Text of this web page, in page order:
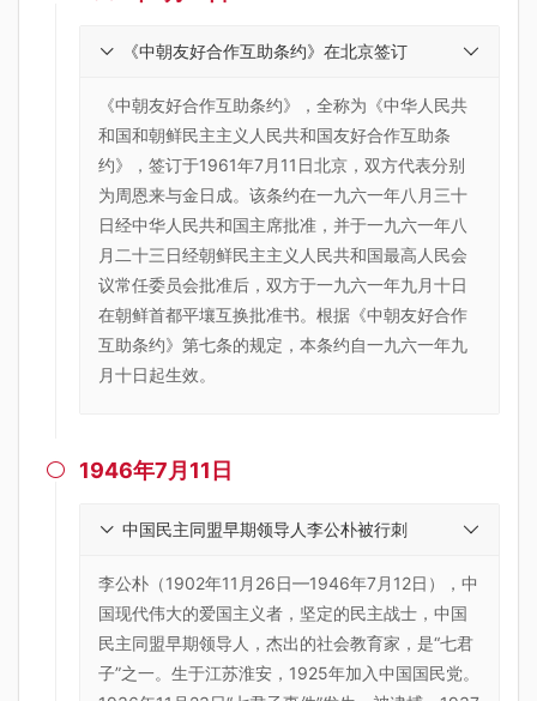
《中朝友好合作互助条约》在北京签订
《中朝友好合作互助条约》，全称为《中华人民共
和国和朝鲜民主主义人民共和国友好合作互助条
约》，签订于1961年7月11日北京，双方代表分别
为周恩来与金日成。该条约在一九六一年八月三十
日经中华人民共和国主席批准，并于一九六一年八
月二十三日经朝鲜民主主义人民共和国最高人民会
议常任委员会批准后，双方于一九六一年九月十日
在朝鲜首都平壤互换批准书。根据《中朝友好合作
互助条约》第七条的规定，本条约自一九六一年九
月十日起生效。
 1946年7月11日
中国民主同盟早期领导人李公朴被行刺
李公朴（1902年11月26日—1946年7月12日），中
国现代伟大的爱国主义者，坚定的民主战士，中国
民主同盟早期领导人，杰出的社会教育家，是“七君
子”之一。生于江苏淮安，1925年加入中国国民党。